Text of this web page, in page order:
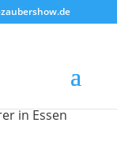
in Essen